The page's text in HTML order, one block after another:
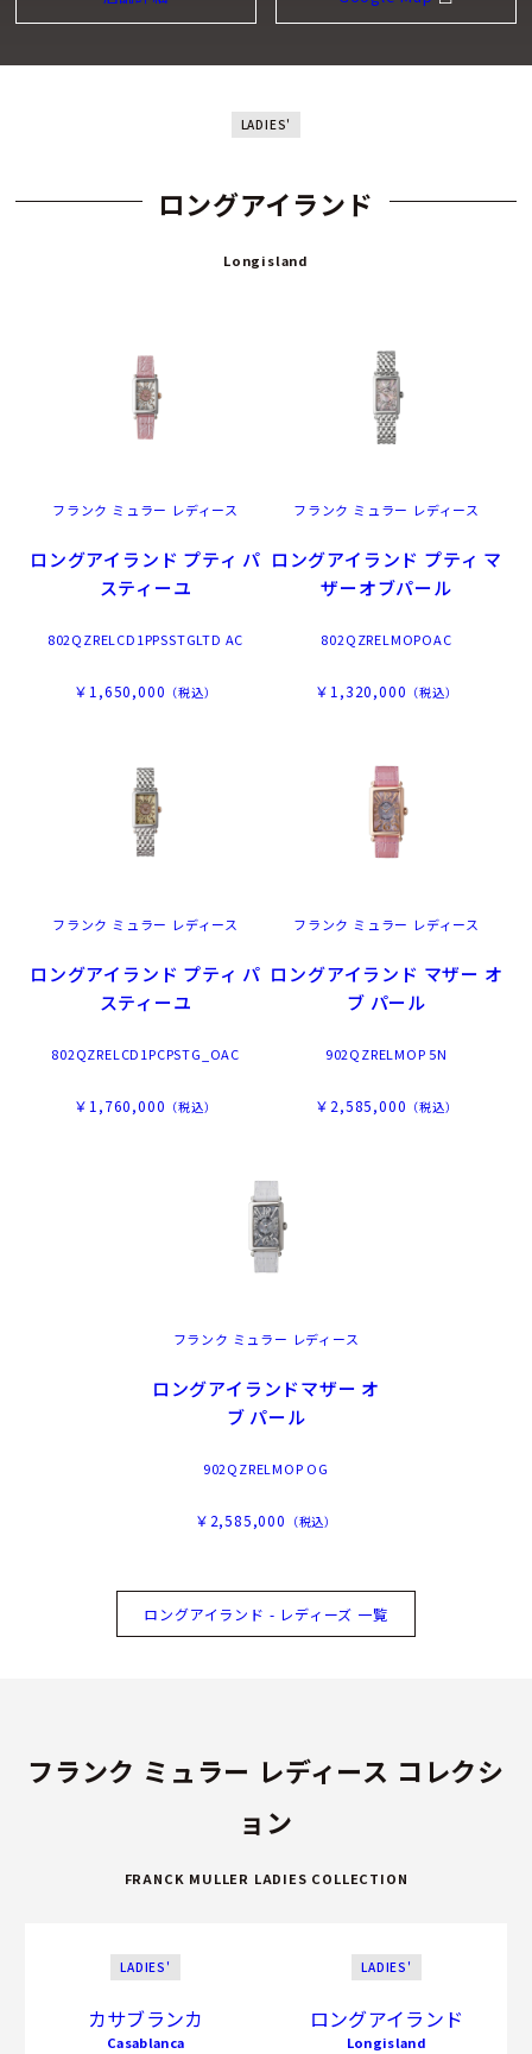
LADIES'
ロングアイランド
Longisland
フランク ミュラー レディース
ロングアイランド プティ パ
スティーユ
802QZRELCD1PPSSTGLTD AC
￥1,650,000 （税込）
フランク ミュラー レディース
ロングアイランド プティ マ
ザーオブパール
802QZRELMOPOAC
￥1,320,000 （税込）
フランク ミュラー レディース
ロングアイランド プティ パ
スティーユ
802QZRELCD1PCPSTG_OAC
￥1,760,000 （税込）
フランク ミュラー レディース
ロングアイランド マザー オ
ブ パール
902QZRELMOP 5N
￥2,585,000 （税込）
フランク ミュラー レディース
ロングアイランドマザー オ
ブ パール
902QZRELMOP OG
￥2,585,000 （税込）
ロングアイランド - レディーズ 一覧
フランク ミュラー レディース コレクシ
ョン
FRANCK MULLER LADIES COLLECTION
LADIES'
カサブランカ
Casablanca
LADIES'
ロングアイランド
Longisland